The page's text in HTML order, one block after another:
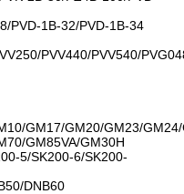
PVD-1B-32/PVD-1B-34
PVV440/PVV540/
GM17/GM20/GM23/
GM85VA/GM30H
5/SK200-6/SK200-
DNB60